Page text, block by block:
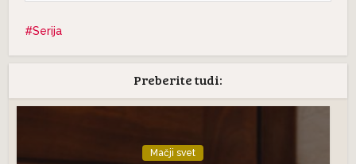
Serija
Preberite tudi:
Mačji svet